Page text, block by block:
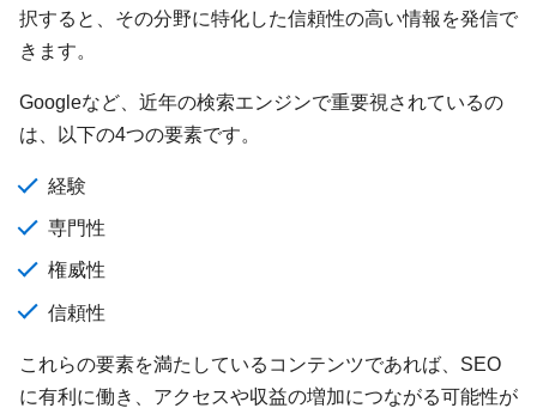
択すると、その分野に特化した信頼性の高い情報を発信で
きます。
Googleなど、近年の検索エンジンで重要視されているの
は、以下の4つの要素です。
経験
専門性
権威性
信頼性
これらの要素を満たしているコンテンツであれば、SEO
に有利に働き、アクセスや収益の増加につながる可能性が